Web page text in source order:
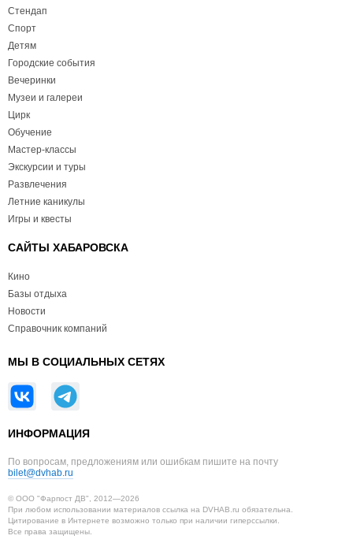
Стендап
Спорт
Детям
Городские события
Вечеринки
Музеи и галереи
Цирк
Обучение
Мастер-классы
Экскурсии и туры
Развлечения
Летние каникулы
Игры и квесты
САЙТЫ ХАБАРОВСКА
Кино
Базы отдыха
Новости
Справочник компаний
МЫ В СОЦИАЛЬНЫХ СЕТЯХ
ИНФОРМАЦИЯ
По вопросам, предложениям или ошибкам пишите на почту
bilet@dvhab.ru
© ООО "Фарпост ДВ", 2012—2026
При любом использовании материалов ссылка на DVHAB.ru обязательна.
Цитирование в Интернете возможно только при наличии гиперссылки.
Все права защищены.